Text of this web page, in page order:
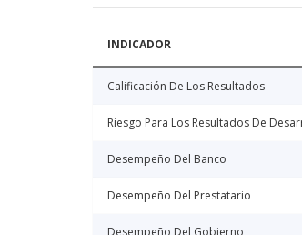
INDICADOR
Calificación De Los Resultados
Riesgo Para Los Resultados De
Desempeño Del Banco
Desempeño Del Prestatario